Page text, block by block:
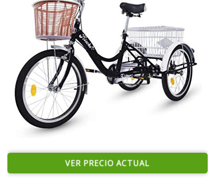
VER PRECIO ACTUAL